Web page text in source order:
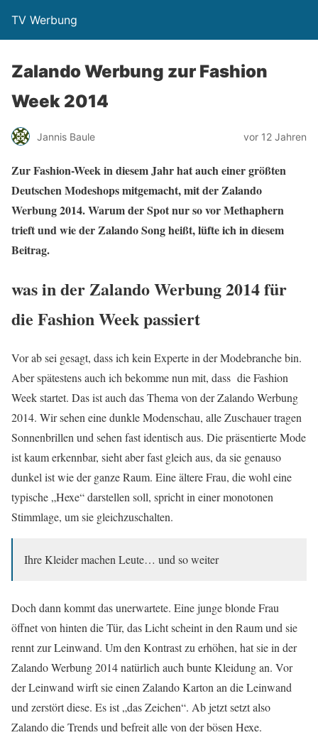
TV Werbung
Zalando Werbung zur Fashion
Week 2014
Jannis Baule vor 12 Jahren
Zur Fashion-Week in diesem Jahr hat auch einer größten
Deutschen Modeshops mitgemacht, mit der Zalando
Werbung 2014. Warum der Spot nur so vor Methaphern
trieft und wie der Zalando Song heißt, lüfte ich in diesem
Beitrag.
was in der Zalando Werbung 2014 für
die Fashion Week passiert
Vor ab sei gesagt, dass ich kein Experte in der Modebranche bin.
Aber spätestens auch ich bekomme nun mit, dass die Fashion
Week startet. Das ist auch das Thema von der Zalando Werbung
2014. Wir sehen eine dunkle Modenschau, alle Zuschauer tragen
Sonnenbrillen und sehen fast identisch aus. Die präsentierte Mode
ist kaum erkennbar, sieht aber fast gleich aus, da sie genauso
dunkel ist wie der ganze Raum. Eine ältere Frau, die wohl eine
typische „Hexe“ darstellen soll, spricht in einer monotonen
Stimmlage, um sie gleichzuschalten.
Ihre Kleider machen Leute… und so weiter
Doch dann kommt das unerwartete. Eine junge blonde Frau
öffnet von hinten die Tür, das Licht scheint in den Raum und sie
rennt zur Leinwand. Um den Kontrast zu erhöhen, hat sie in der
Zalando Werbung 2014 natürlich auch bunte Kleidung an. Vor
der Leinwand wirft sie einen Zalando Karton an die Leinwand
und zerstört diese. Es ist „das Zeichen“. Ab jetzt setzt also
Zalando die Trends und befreit alle von der bösen Hexe.